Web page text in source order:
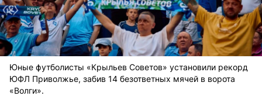
Юные футболисты «Крыльев Советов» установили рекорд
ЮФЛ Приволжье, забив 14 безответных мячей в ворота
«Волги».